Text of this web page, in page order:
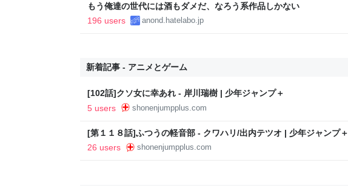
もう俺達の世代には酒もダメだ、なろう系作品しかない
196 users
anond.hatelabo.jp
新着記事 - アニメとゲーム
[102話]クソ女に幸あれ - 岸川瑞樹 | 少年ジャンプ＋
5 users
shonenjumpplus.com
[第１１８話]ふつうの軽音部 - クワハリ/出内テツオ | 少年ジャンプ＋
26 users
shonenjumpplus.com